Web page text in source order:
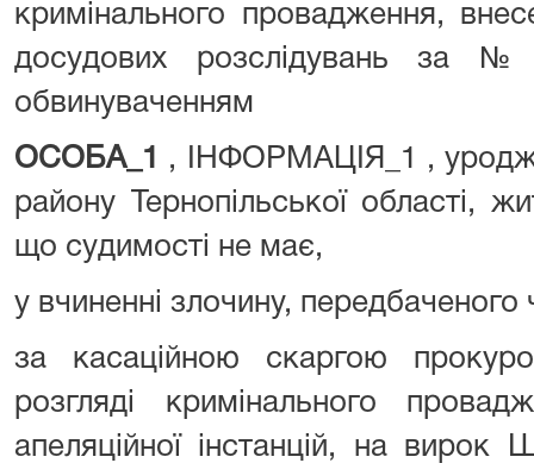
кримінального провадження,
досудових розслідувань за №
обвинуваченням
ОСОБА_1 , ІНФОРМАЦІЯ_1 ,
району Тернопільської області,
що судимості не має,
у вчиненні злочину, передбаченого
за касаційною скаргою
розгляді кримінального
апеляційної інстанцій, на вирок